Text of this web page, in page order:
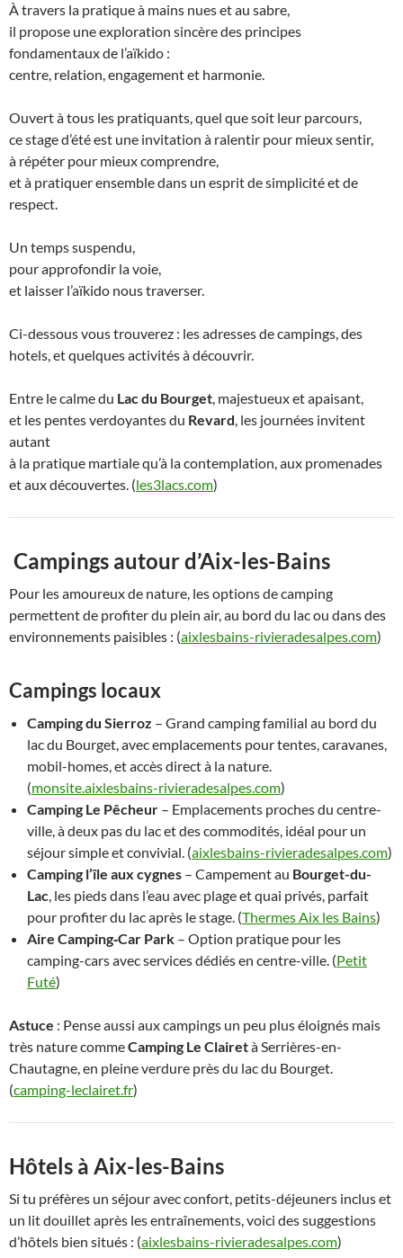
À travers la pratique à mains nues et au sabre,
il propose une exploration sincère des principes
fondamentaux de l’aïkido :
centre, relation, engagement et harmonie.
Ouvert à tous les pratiquants, quel que soit leur parcours,
ce stage d’été est une invitation à ralentir pour mieux sentir,
à répéter pour mieux comprendre,
et à pratiquer ensemble dans un esprit de simplicité et de
respect.
Un temps suspendu,
pour approfondir la voie,
et laisser l’aïkido nous traverser.
Ci-dessous vous trouverez : les adresses de campings, des
hotels, et quelques activités à découvrir.
Entre le calme du Lac du Bourget, majestueux et apaisant,
et les pentes verdoyantes du Revard, les journées invitent
autant
à la pratique martiale qu’à la contemplation, aux promenades
et aux découvertes. (les3lacs.com)
Campings autour d’Aix-les-Bains
Pour les amoureux de nature, les options de camping
permettent de profiter du plein air, au bord du lac ou dans des
environnements paisibles : (aixlesbains-rivieradesalpes.com)
Campings locaux
Camping du Sierroz – Grand camping familial au bord du
lac du Bourget, avec emplacements pour tentes, caravanes,
mobil-homes, et accès direct à la nature.
(monsite.aixlesbains-rivieradesalpes.com)
Camping Le Pêcheur – Emplacements proches du centre-
ville, à deux pas du lac et des commodités, idéal pour un
séjour simple et convivial. (aixlesbains-rivieradesalpes.com)
Camping l’île aux cygnes – Campement au Bourget-du-
Lac, les pieds dans l’eau avec plage et quai privés, parfait
pour profiter du lac après le stage. (Thermes Aix les Bains)
Aire Camping‑Car Park – Option pratique pour les
camping-cars avec services dédiés en centre-ville. (Petit
Futé)
Astuce : Pense aussi aux campings un peu plus éloignés mais
très nature commeCamping Le Clairetà Serrières-en-
Chautagne, en pleine verdure près du lac du Bourget.
(camping-leclairet.fr)
Hôtels à Aix-les-Bains
Si tu préfères un séjour avec confort, petits-déjeuners inclus et
un lit douillet après les entraînements, voici des suggestions
d’hôtels bien situés : (aixlesbains-rivieradesalpes.com)